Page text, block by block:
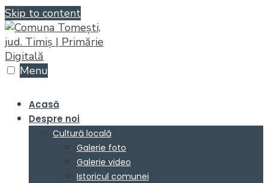
Skip to content
Menu
Acasă
Despre noi
Cultură locală
Galerie foto
Galerie video
Istoricul comunei